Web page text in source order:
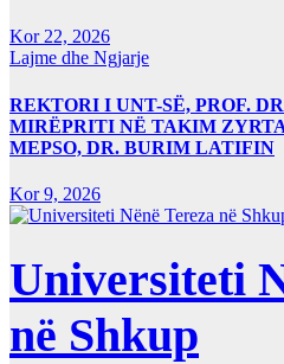
Kor 22, 2026
Lajme dhe Ngjarje
REKTORI I UNT-SË, PROF.
MIRËPRITI NË TAKIM
MEPSO, DR. BURIM LATIFIN
Kor 9, 2026
Universiteti
në Shkup